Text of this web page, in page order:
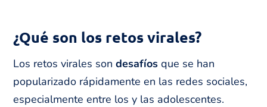
¿Qué son los retos virales?
Los retos virales sondesafíosque se han
popularizado rápidamente en las redes sociales,
especialmente entre los y las adolescentes.